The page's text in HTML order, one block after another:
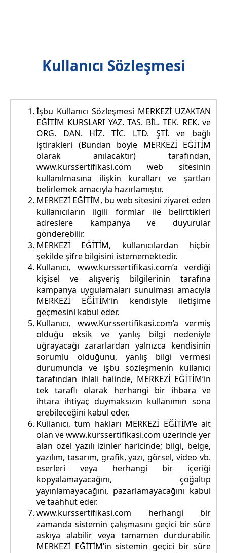
Kullanıcı Sözleşmesi
İşbu Kullanıcı Sözleşmesi MERKEZİ UZAKTAN
EĞİTİM KURSLARI YAZ. TAS. BİL. TEK. REK. ve
ORG. DAN. HİZ. TİC. LTD. ŞTİ. ve bağlı
iştirakleri (Bundan böyle MERKEZİ EĞİTİM
olarak anılacaktır) tarafından,
www.kurssertifikasi.com web sitesinin
kullanılmasına ilişkin kuralları ve şartları
belirlemek amacıyla hazırlamıştır.
MERKEZİ EĞİTİM, bu web sitesini ziyaret eden
kullanıcıların ilgili formlar ile belirttikleri
adreslere kampanya ve duyurular
gönderebilir.
MERKEZİ EĞİTİM, kullanıcılardan hiçbir
şekilde şifre bilgisini istememektedir.
Kullanıcı, www.kurssertifikasi.com’a verdiği
kişisel ve alışveriş bilgilerinin tarafına
kampanya uygulamaları sunulması amacıyla
MERKEZİ EĞİTİM’in kendisiyle iletişime
geçmesini kabul eder.
Kullanıcı, www.Kurssertifikasi.com’a vermiş
olduğu eksik ve yanlış bilgi nedeniyle
uğrayacağı zararlardan yalnızca kendisinin
sorumlu olduğunu, yanlış bilgi vermesi
durumunda ve işbu sözleşmenin kullanıcı
tarafından ihlali halinde, MERKEZİ EĞİTİM’in
tek taraflı olarak herhangi bir ihbara ve
ihtara ihtiyaç duymaksızın kullanımın sona
erebileceğini kabul eder.
Kullanıcı, tüm hakları MERKEZİ EĞİTİM’e ait
olan ve www.kurssertifikasi.com üzerinde yer
alan özel yazılı izinler haricinde; bilgi, belge,
yazılım, tasarım, grafik, yazı, görsel, video vb.
eserleri veya herhangi bir içeriği
kopyalamayacağını, çoğaltıp
yayınlamayacağını, pazarlamayacağını kabul
ve taahhüt eder.
www.kurssertifikasi.com herhangi bir
zamanda sistemin çalışmasını geçici bir süre
askıya alabilir veya tamamen durdurabilir.
MERKEZİ EĞİTİM’in sistemin geçici bir süre